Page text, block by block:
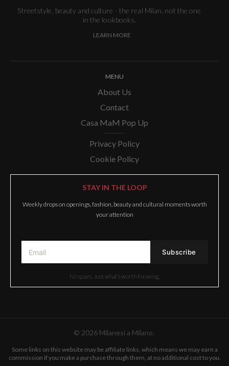
Streetstyle, beauty and culture - the real Milan, not the one
in the lookbooks.
LEARN MORE
MENU
About Us
Contact
Casa MaM Pop Up
Privacy Policy
Cookie Policy
STAY IN THE LOOP
Weekly drops on openings, fashion, beauty and cultural moments worth
your attention
No spam. Just what’s worth knowing.
© 2026 Milanesi a Milano.
Some links on this website may be affiliate links, which means we may earn a
commission if you make a purchase through them, at no additional cost to you.